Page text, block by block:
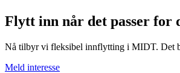
Flytt inn når det passer for
Nå tilbyr vi fleksibel innflytting i MIDT. Det
Meld interesse